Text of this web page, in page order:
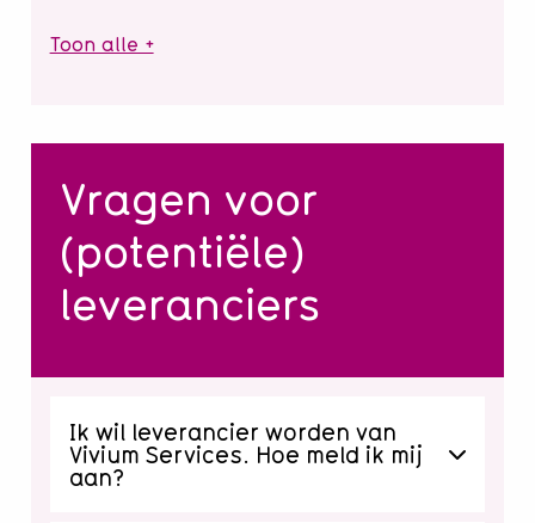
Toon alle +
Vragen voor
(potentiële)
leveranciers
Ik wil leverancier worden van
Vivium Services. Hoe meld ik mij
aan?